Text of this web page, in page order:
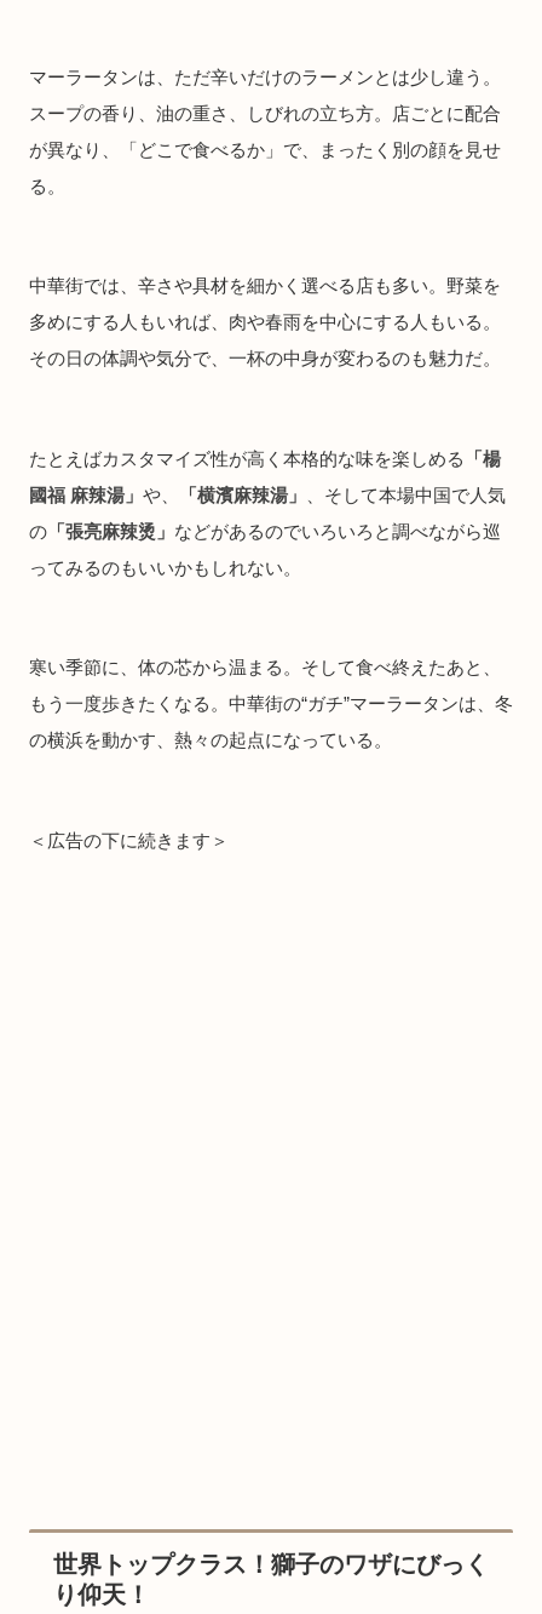
マーラータンは、ただ辛いだけのラーメンとは少し違う。
スープの香り、油の重さ、しびれの立ち方。店ごとに配合
が異なり、「どこで食べるか」で、まったく別の顔を見せ
る。
中華街では、辛さや具材を細かく選べる店も多い。野菜を
多めにする人もいれば、肉や春雨を中心にする人もいる。
その日の体調や気分で、一杯の中身が変わるのも魅力だ。
たとえばカスタマイズ性が高く本格的な味を楽しめる
「楊
國福 麻辣湯」 や、 「横濱麻辣湯」
、そして本場中国で人気
の 「張亮麻辣烫」 などがあるのでいろいろと調べながら巡
ってみるのもいいかもしれない。
寒い季節に、体の芯から温まる。そして食べ終えたあと、
もう一度歩きたくなる。中華街の“ガチ”マーラータンは、冬
の横浜を動かす、熱々の起点になっている。
＜広告の下に続きます＞
世界トップクラス！獅子のワザにびっく
り仰天！